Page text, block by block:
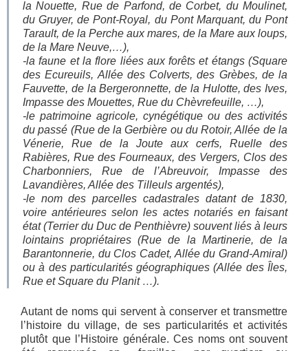
la Nouette, Rue de Parfond, de Corbet, du Moulinet,
du Gruyer, de Pont-Royal, du Pont Marquant, du Pont
Tarault, de la Perche aux mares, de la Mare aux loups,
de la Mare Neuve,…),
-la faune et la flore liées aux forêts et étangs (Square
des Ecureuils, Allée des Colverts, des Grèbes, de la
Fauvette, de la Bergeronnette, de la Hulotte, des Ives,
Impasse des Mouettes, Rue du Chèvrefeuille, …),
-le patrimoine agricole, cynégétique ou des activités
du passé (Rue de la Gerbière ou du Rotoir, Allée de la
Vénerie, Rue de la Joute aux cerfs, Ruelle des
Rabières, Rue des Fourneaux, des Vergers, Clos des
Charbonniers, Rue de l’Abreuvoir, Impasse des
Lavandières, Allée des Tilleuls argentés),
-le nom des parcelles cadastrales datant de 1830,
voire antérieures selon les actes notariés en faisant
état (Terrier du Duc de Penthièvre) souvent liés à leurs
lointains propriétaires (Rue de la Martinerie, de la
Barantonnerie, du Clos Cadet, Allée du Grand-Amiral)
ou à des particularités géographiques (Allée des Îles,
Rue et Square du Planit …).
Autant de noms qui servent à conserver et transmettre
l’histoire du village, de ses particularités et activités
plutôt que l’Histoire générale. Ces noms ont souvent